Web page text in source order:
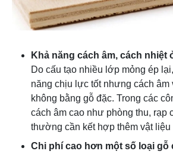
Khả năng cách âm, cách nhiệt
Do cấu tạo nhiều lớp mỏng ép
năng chịu lực tốt nhưng cách âm
không bằng gỗ đặc. Trong các
cách âm cao như phòng thu, rạp
thường cần kết hợp thêm vật liệu
Chi phí cao hơn một số loại gỗ